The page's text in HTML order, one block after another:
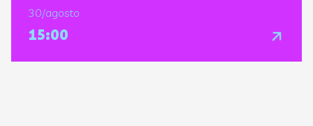
30/agosto
15:00